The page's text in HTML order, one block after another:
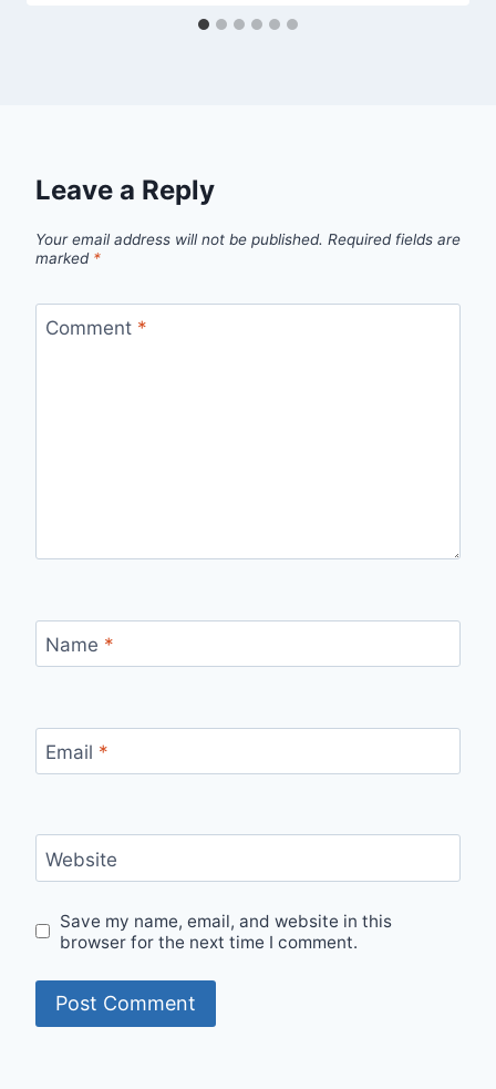
Leave a Reply
Your email address will not be published. Required fields are
marked *
Comment *
Name *
Email *
Website
Save my name, email, and website in this
browser for the next time I comment.